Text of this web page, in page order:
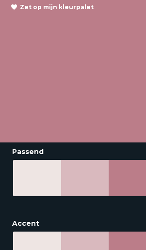
Zet op mijn kleurpalet
Passend
Accent